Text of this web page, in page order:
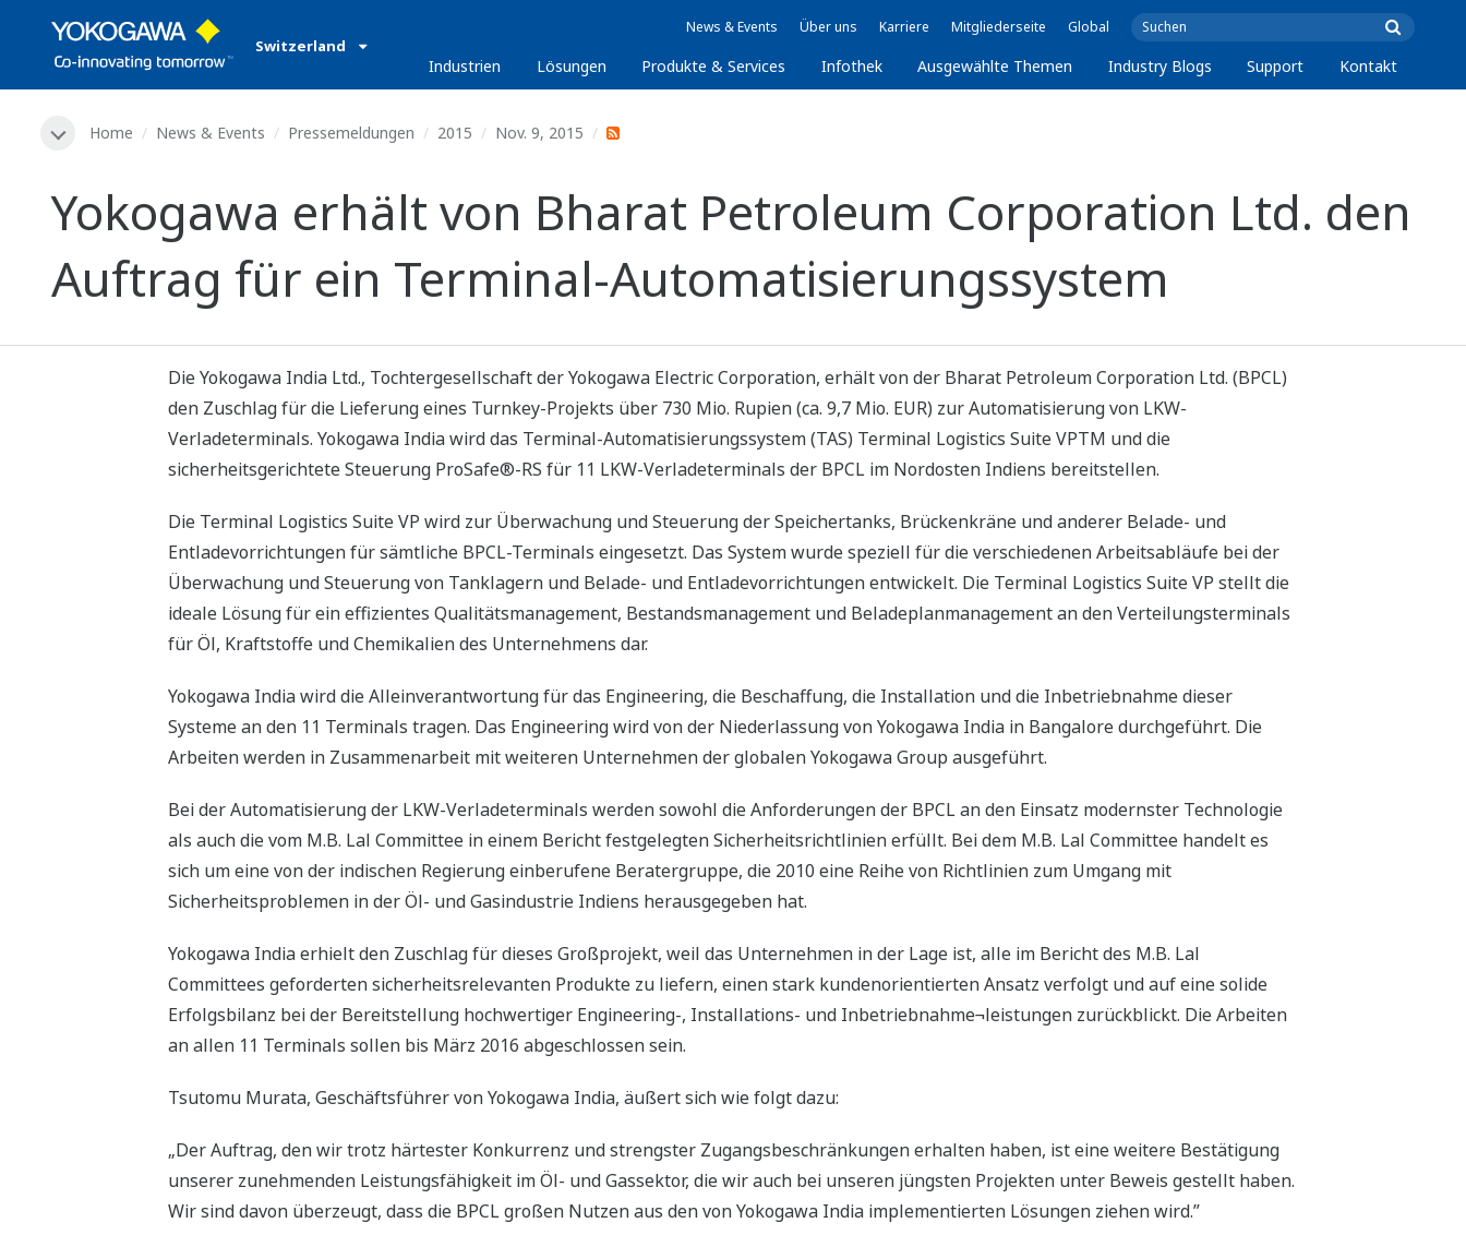
Switzerland
News & Events Über uns Karriere Mitgliederseite Global
Industrien Lösungen Produkte & Services Infothek Ausgewählte Themen Industry Blogs Support Kontakt
Home News & Events Pressemeldungen 2015 Nov. 9, 2015
Yokogawa erhält von Bharat Petroleum Corporation Ltd. den
Auftrag für ein Terminal-Automatisierungssystem
Die Yokogawa India Ltd., Tochtergesellschaft der Yokogawa Electric Corporation, erhält von der Bharat Petroleum Corporation Ltd. (BPCL)
den Zuschlag für die Lieferung eines Turnkey-Projekts über 730 Mio. Rupien (ca. 9,7 Mio. EUR) zur Automatisierung von LKW-
Verladeterminals. Yokogawa India wird das Terminal-Automatisierungssystem (TAS) Terminal Logistics Suite VPTM und die
sicherheitsgerichtete Steuerung ProSafe®-RS für 11 LKW-Verladeterminals der BPCL im Nordosten Indiens bereitstellen.
Die Terminal Logistics Suite VP wird zur Überwachung und Steuerung der Speichertanks, Brückenkräne und anderer Belade- und
Entladevorrichtungen für sämtliche BPCL-Terminals eingesetzt. Das System wurde speziell für die verschiedenen Arbeitsabläufe bei der
Überwachung und Steuerung von Tanklagern und Belade- und Entladevorrichtungen entwickelt. Die Terminal Logistics Suite VP stellt die
ideale Lösung für ein effizientes Qualitätsmanagement, Bestandsmanagement und Beladeplanmanagement an den Verteilungsterminals
für Öl, Kraftstoffe und Chemikalien des Unternehmens dar.
Yokogawa India wird die Alleinverantwortung für das Engineering, die Beschaffung, die Installation und die Inbetriebnahme dieser
Systeme an den 11 Terminals tragen. Das Engineering wird von der Niederlassung von Yokogawa India in Bangalore durchgeführt. Die
Arbeiten werden in Zusammenarbeit mit weiteren Unternehmen der globalen Yokogawa Group ausgeführt.
Bei der Automatisierung der LKW-Verladeterminals werden sowohl die Anforderungen der BPCL an den Einsatz modernster Technologie
als auch die vom M.B. Lal Committee in einem Bericht festgelegten Sicherheitsrichtlinien erfüllt. Bei dem M.B. Lal Committee handelt es
sich um eine von der indischen Regierung einberufene Beratergruppe, die 2010 eine Reihe von Richtlinien zum Umgang mit
Sicherheitsproblemen in der Öl- und Gasindustrie Indiens herausgegeben hat.
Yokogawa India erhielt den Zuschlag für dieses Großprojekt, weil das Unternehmen in der Lage ist, alle im Bericht des M.B. Lal
Committees geforderten sicherheitsrelevanten Produkte zu liefern, einen stark kundenorientierten Ansatz verfolgt und auf eine solide
Erfolgsbilanz bei der Bereitstellung hochwertiger Engineering-, Installations- und Inbetriebnahme¬leistungen zurückblickt. Die Arbeiten
an allen 11 Terminals sollen bis März 2016 abgeschlossen sein.
Tsutomu Murata, Geschäftsführer von Yokogawa India, äußert sich wie folgt dazu:
„Der Auftrag, den wir trotz härtester Konkurrenz und strengster Zugangsbeschränkungen erhalten haben, ist eine weitere Bestätigung
unserer zunehmenden Leistungsfähigkeit im Öl- und Gassektor, die wir auch bei unseren jüngsten Projekten unter Beweis gestellt haben.
Wir sind davon überzeugt, dass die BPCL großen Nutzen aus den von Yokogawa India implementierten Lösungen ziehen wird.”